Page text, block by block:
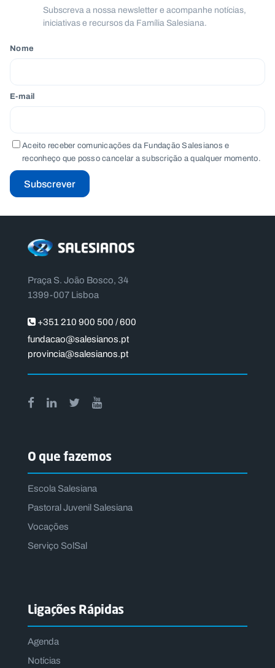
Subscreva a nossa newsletter e acompanhe notícias,
iniciativas e recursos da Família Salesiana.
Nome
E-mail
Aceito receber comunicações da Fundação Salesianos e
reconheço que posso cancelar a subscrição a qualquer momento.
Subscrever
Praça S. João Bosco, 34
1399-007 Lisboa
+351 210 900 500 / 600
fundacao@salesianos.pt
provincia@salesianos.pt
O que fazemos
Escola Salesiana
Pastoral Juvenil Salesiana
Vocações
Serviço SolSal
Ligações Rápidas
Agenda
Notícias